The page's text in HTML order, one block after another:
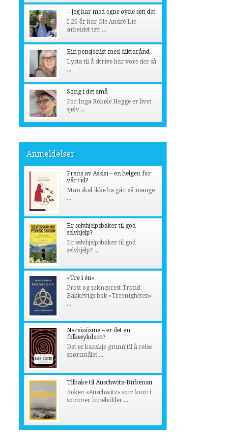
– Jeg har med egne øyne sett det
I 26 år har Ole André Lie
arbeidet tett ...
Ein pensjonist med diktarånd
Lysta til å skrive har vore der så
...
Song i det små
For Inga Robøle Hegge er livet
sjølv ...
Anmeldelser
Frans av Assisi – en helgen for
vår tid?
Man skal ikke ha gått så mange
...
Er selvhjelpsbøker til god
selvhjelp?
Er selvhjelpsbøker til god
selvhjelp? ...
«Tre i én»
Prost og sokneprest Trond
Bakkevigs bok «Treenigheten»
...
Narsissisme – er det en
folkesykdom?
Det er kanskje grunn til å reise
spørsmålet ...
Tilbake til Auschwitz-Birkenau
Boken «Auschwitz» som kom i
sommer inneholder ...